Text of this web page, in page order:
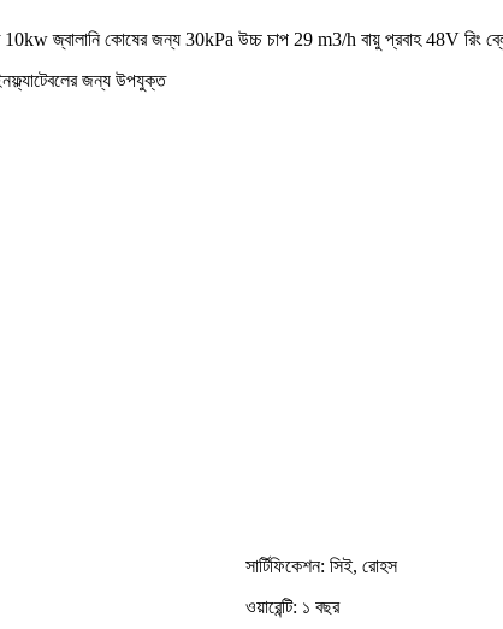
10kw জ্বালানি কোষের জন্য 30kPa উচ্চ চাপ 29 m3/h বায়ু প্রবাহ 48V রিং
জন্য উপযুক্ত
সার্টিফিকেশন: সিই, রোহস
ওয়ারেন্টি: ১ বছর